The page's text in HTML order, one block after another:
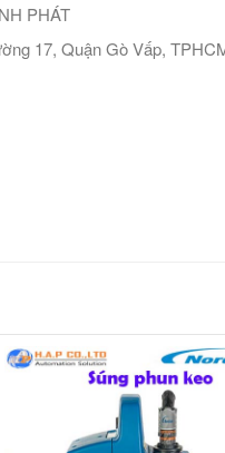
PHÁT
17, Quận Gò Vấp,